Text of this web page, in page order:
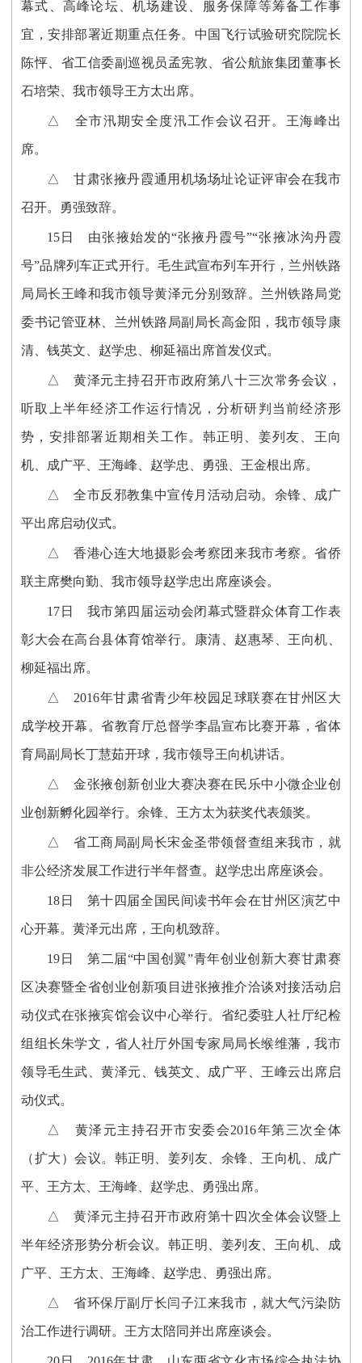
幕式、高峰论坛、机场建设、服务保障等筹备工作事
宜，安排部署近期重点任务。中国飞行试验研究院院长
陈怦、省工信委副巡视员孟宪敦、省公航旅集团董事长
石培荣、我市领导王方太出席。
△ 全市汛期安全度汛工作会议召开。王海峰出
席。
△ 甘肃张掖丹霞通用机场场址论证评审会在我市
召开。勇强致辞。
15日 由张掖始发的“张掖丹霞号”“张掖冰沟丹霞
号”品牌列车正式开行。毛生武宣布列车开行，兰州铁路
局局长王峰和我市领导黄泽元分别致辞。兰州铁路局党
委书记管亚林、兰州铁路局副局长高金阳，我市领导康
清、钱英文、赵学忠、柳延福出席首发仪式。
△ 黄泽元主持召开市政府第八十三次常务会议，
听取上半年经济工作运行情况，分析研判当前经济形
势，安排部署近期相关工作。韩正明、姜列友、王向
机、成广平、王海峰、赵学忠、勇强、王金根出席。
△ 全市反邪教集中宣传月活动启动。余锋、成广
平出席启动仪式。
△ 香港心连大地摄影会考察团来我市考察。省侨
联主席樊向勤、我市领导赵学忠出席座谈会。
17日 我市第四届运动会闭幕式暨群众体育工作表
彰大会在高台县体育馆举行。康清、赵惠琴、王向机、
柳延福出席。
△ 2016年甘肃省青少年校园足球联赛在甘州区大
成学校开幕。省教育厅总督学李晶宣布比赛开幕，省体
育局副局长丁慧茹开球，我市领导王向机讲话。
△ 金张掖创新创业大赛决赛在民乐中小微企业创
业创新孵化园举行。余锋、王方太为获奖代表颁奖。
△ 省工商局副局长宋金圣带领督查组来我市，就
非公经济发展工作进行半年督查。赵学忠出席座谈会。
18日 第十四届全国民间读书年会在甘州区演艺中
心开幕。黄泽元出席，王向机致辞。
19日 第二届“中国创翼”青年创业创新大赛甘肃赛
区决赛暨全省创业创新项目进张掖推介洽谈对接活动启
动仪式在张掖宾馆会议中心举行。省纪委驻人社厅纪检
组组长朱学文，省人社厅外国专家局局长缑维藩，我市
领导毛生武、黄泽元、钱英文、成广平、王峰云出席启
动仪式。
△ 黄泽元主持召开市安委会2016年第三次全体
（扩大）会议。韩正明、姜列友、余锋、王向机、成广
平、王方太、王海峰、赵学忠、勇强出席。
△ 黄泽元主持召开市政府第十四次全体会议暨上
半年经济形势分析会议。韩正明、姜列友、王向机、成
广平、王方太、王海峰、赵学忠、勇强出席。
△ 省环保厅副厅长闫子江来我市，就大气污染防
治工作进行调研。王方太陪同并出席座谈会。